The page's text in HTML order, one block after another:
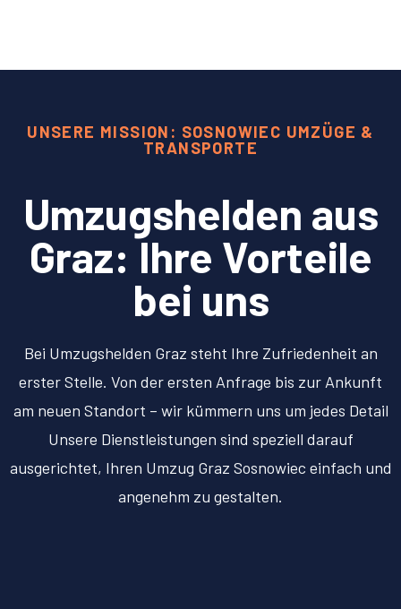
UNSERE MISSION: SOSNOWIEC UMZÜGE &
TRANSPORTE
Umzugshelden aus
Graz: Ihre Vorteile
bei uns
Bei Umzugshelden Graz steht Ihre Zufriedenheit an
erster Stelle. Von der ersten Anfrage bis zur Ankunft
am neuen Standort – wir kümmern uns um jedes Detail
Unsere Dienstleistungen sind speziell darauf
ausgerichtet, Ihren Umzug Graz Sosnowiec einfach und
angenehm zu gestalten.